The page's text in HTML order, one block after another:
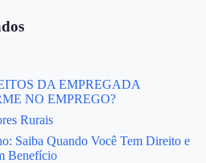
DA EMPREGADA
NO EMPREGO?
Rurais
Saiba Quando Você Tem Direito e
Benefício